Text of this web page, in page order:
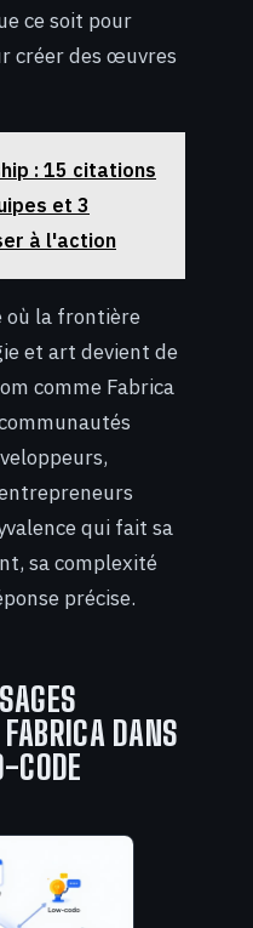
ce soit pour
créer des œuvres
: 15 citations
et 3
à l'action
où la frontière
et art devient de
comme Fabrica
qui fait sa
sa complexité
précise.
DANS
CODE